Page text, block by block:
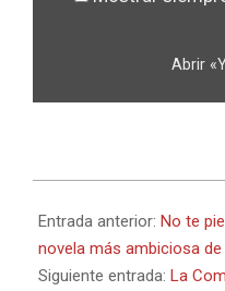
Abrir
04-
06
Entrada anterior: No te
novela más ambiciosa de
Siguiente entrada: La